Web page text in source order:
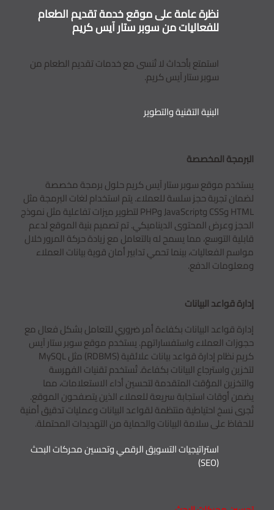
نظرة عامة على موقع خدمة تقديم الطعام
للفعاليات من سوبر ستار آيس كريم
استمتع بأحداث لا تُنسى مع خدمات تقديم الطعام من
سوبر ستار آيس كريم.
البنية التقنية والتطوير
البرمجة المخصصة
يستخدم موقع سوبر ستار آيس كريم حلول برمجة مخصصة
لضمان تجربة حجز سلسة للعملاء. يتم استخدام لغات البرمجة مثل
HTML وCSS وJavaScript وPHP لتطوير ميزات تفاعلية مثل نموذج
الحجز وعرض المحتوى الديناميكي. تم تصميم بنية الموقع لدعم
قابلية التوسع، مما يسمح له بالتعامل مع زيادة حركة المرور خلال
مواسم الفعاليات، بينما تحمي تدابير أمان قوية بيانات العملاء
ومعلومات الدفع.
إدارة قواعد البيانات
إدارة قواعد البيانات بكفاءة أمر ضروري للتعامل بشكل فعال مع
حجوزات العملاء واستفساراتهم. يستخدم موقع سوبر ستار آيس
كريم نظام إدارة قواعد بيانات علائقية (RDBMS) مثل MySQL
لتخزين واسترجاع البيانات بكفاءة. تُستخدم تقنيات الفهرسة
والتخزين المؤقت المتقدمة لتحسين أداء الاستعلامات، مما
يضمن أوقات استجابة سريعة للعملاء الذين يتصفحون الموقع.
تُجرى نسخ احتياطية منتظمة لقواعد البيانات وعمليات تدقيق أمنية
للحفاظ على سلامة البيانات والحماية من التهديدات المحتملة.
استراتيجيات التسويق الرقمي وتحسين محركات البحث
(SEO)